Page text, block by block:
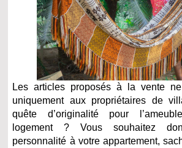
Les articles proposés à la vente
uniquement aux propriétaires de
quête d’originalité pour
logement ? Vous souhaitez
personnalité à votre appartement,